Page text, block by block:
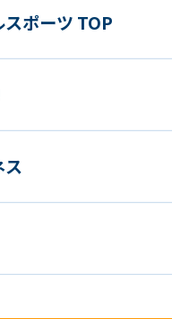
ask
understand
service.
ポーツ TOP
ス